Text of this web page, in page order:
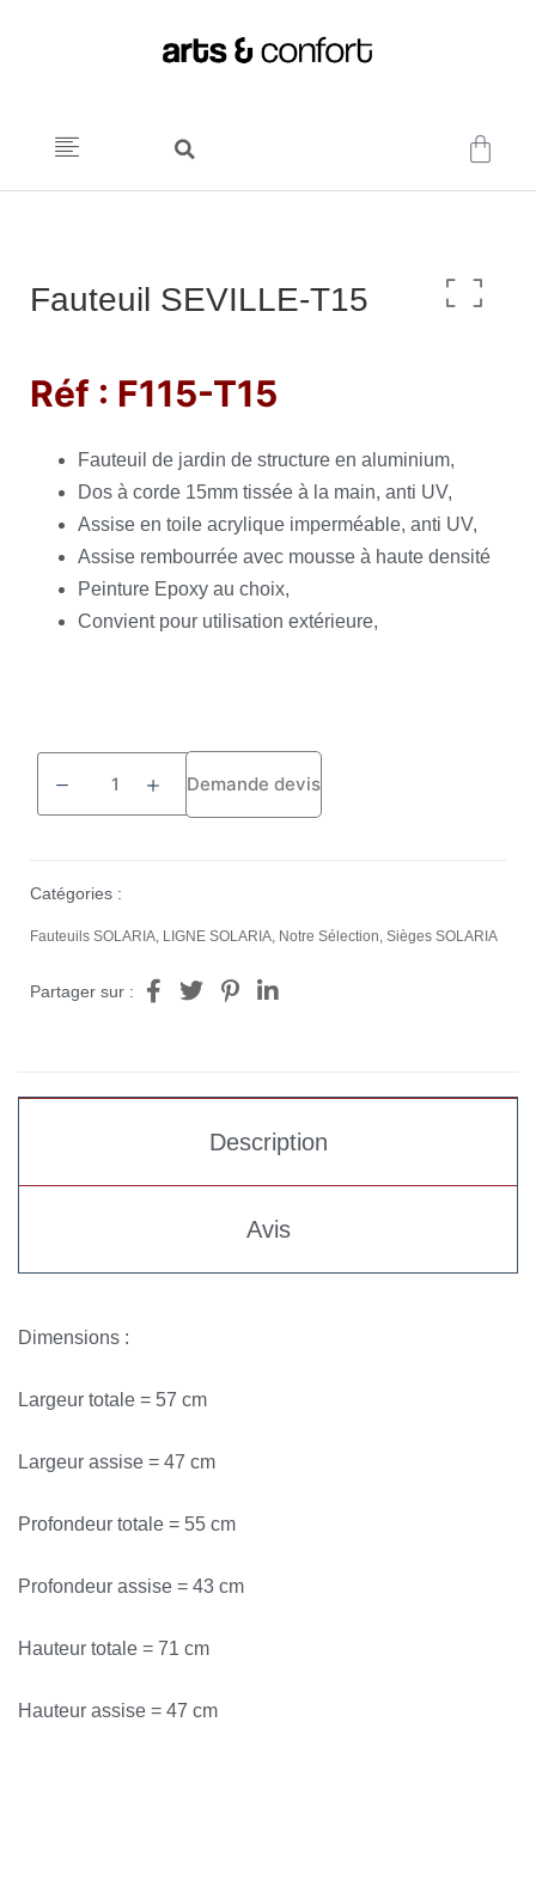
Fauteuil SEVILLE-T15
Réf : F115-T15
Fauteuil de jardin de structure en aluminium,
Dos à corde 15mm tissée à la main, anti UV,
Assise en toile acrylique imperméable, anti UV,
Assise rembourrée avec mousse à haute densité
Peinture Epoxy au choix,
Convient pour utilisation extérieure,
Demande devis
Catégories :
Fauteuils SOLARIA, LIGNE SOLARIA, Notre Sélection, Sièges SOLARIA
Partager sur :
Description
Avis
Dimensions :
Largeur totale = 57 cm
Largeur assise = 47 cm
Profondeur totale = 55 cm
Profondeur assise = 43 cm
Hauteur totale = 71 cm
Hauteur assise = 47 cm